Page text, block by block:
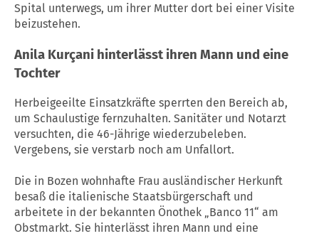
Spital unterwegs, um ihrer Mutter dort bei einer Visite
beizustehen.
Anila Kurçani hinterlässt ihren Mann und eine
Tochter
Herbeigeeilte Einsatzkräfte sperrten den Bereich ab,
um Schaulustige fernzuhalten. Sanitäter und Notarzt
versuchten, die 46-Jährige wiederzubeleben.
Vergebens, sie verstarb noch am Unfallort.
Die in Bozen wohnhafte Frau ausländischer Herkunft
besaß die italienische Staatsbürgerschaft und
arbeitete in der bekannten Önothek „Banco 11“ am
Obstmarkt. Sie hinterlässt ihren Mann und eine